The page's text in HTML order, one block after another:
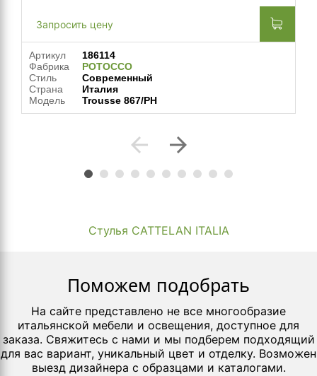
Запросить цену
Артикул
186114
Фабрика
POTOCCO
Стиль
Современный
Страна
Италия
Модель
Trousse 867/PH
arrow_back arrow_forward
Стулья CATTELAN ITALIA
Поможем подобрать
На сайте представлено не все многообразие
итальянской мебели и освещения, доступное для
заказа. Свяжитесь с нами и мы подберем подходящий
для вас вариант, уникальный цвет и отделку. Возможен
выезд дизайнера с образцами и каталогами.